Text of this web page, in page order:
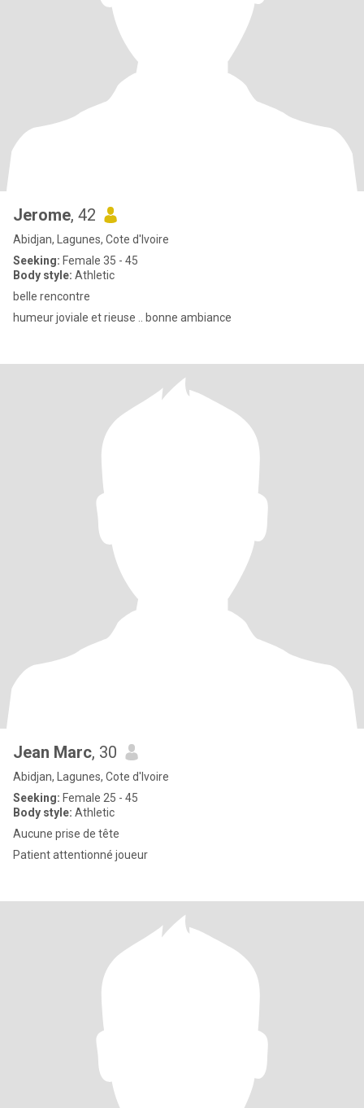
Jerome, 42
Abidjan, Lagunes, Cote d'Ivoire
Seeking: Female 35 - 45
Body style: Athletic
belle rencontre
humeur joviale et rieuse .. bonne ambiance
Jean Marc, 30
Abidjan, Lagunes, Cote d'Ivoire
Seeking: Female 25 - 45
Body style: Athletic
Aucune prise de tête
Patient attentionné joueur